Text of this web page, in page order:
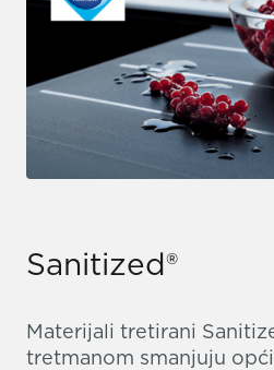
Sanitized®
Materijali tretirani
tretmanom smanjuju